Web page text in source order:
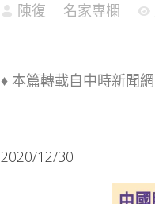
陳復 名家專欄
♦ 本篇轉載自中時新聞
2020/12/30